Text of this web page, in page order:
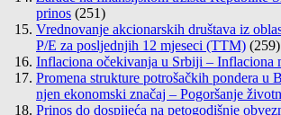
prinos (251)
Vrednovanje akcionarskih društava iz
P/E za posljednjih 12 mjeseci (TTM) (259)
Inflaciona očekivanja u Srbiji – Inflaciona
Promena strukture potrošačkih pondera u
njen ekonomski značaj – Pogoršanje
Prinos do dospijeća na petogodišnje